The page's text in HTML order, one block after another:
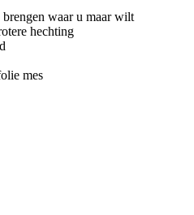
waar u maar wilt
hechting
mes